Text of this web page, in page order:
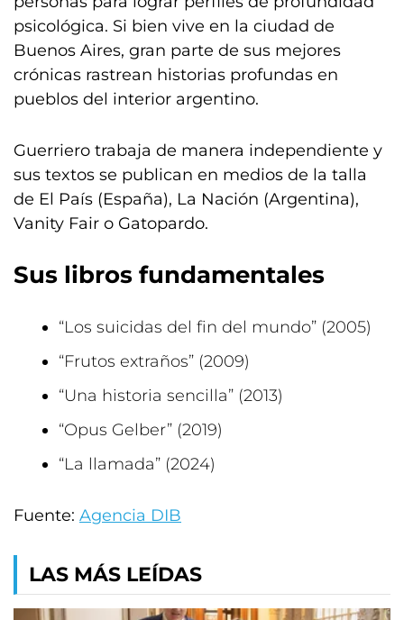
psicológica. Si bien vive en la ciudad de
Buenos Aires, gran parte de sus mejores
crónicas rastrean historias profundas en
pueblos del interior argentino.
Guerriero trabaja de manera independiente y
sus textos se publican en medios de la talla
de El País (España), La Nación (Argentina),
Vanity Fair o Gatopardo.
Sus libros fundamentales
“Los suicidas del fin del mundo” (2005)
“Frutos extraños” (2009)
“Una historia sencilla” (2013)
“Opus Gelber” (2019)
“La llamada” (2024)
Fuente: Agencia DIB
LAS MÁS LEÍDAS